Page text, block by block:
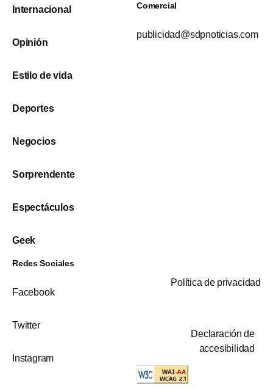
Internacional
Opinión
Estilo de vida
Deportes
Negocios
Sorprendente
Espectáculos
Geek
Comercial
publicidad@sdpnoticias.com
Redes Sociales
Facebook
Twitter
Instagram
Política de privacidad
Declaración de
accesibilidad